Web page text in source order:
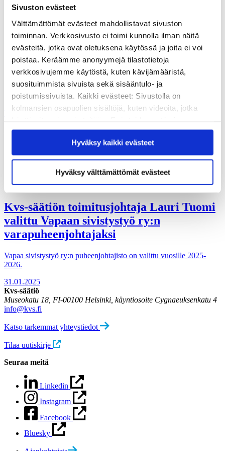
Sivuston evästeet
Välttämättömät evästeet mahdollistavat sivuston
toiminnan. Verkkosivusto ei toimi kunnolla ilman näitä
evästeitä, jotka ovat oletuksena käytössä ja joita ei voi
poistaa. Keräämme anonyymejä tilastotietoja
verkkosivujemme käytöstä, kuten kävijämääristä,
suosituimmista sivuista sekä sisääntulo- ja
poistumissivuista. Kaikki evästeet: Sivustolla on
kolmansien osapuolien sisältöjä, kuten videoita, jotka
saattaa estää näiden sisältöjen näkymisen.
Hyväksymällä kaikki evästeet varmistat, että kaikki
sisältö on käytettävissäsi.
Hyväksy kaikki evästeet
Hyväksy välttämättömät evästeet
Vuosikertomukset
Sivistyspalkinto
Töihin meille?
Turvallisemman tilan periaatteet
Yhteystiedot
Medialle
Tee lahjoitus
Kvs-säätiön verkkokauppa
Yhteystiedot
Tilaa uutiskirje
urheiluopisto
Ajankohtaista
Kvs-säätiön toimitusjohtaja Lauri Tuomi
valittu Vapaan sivistystyö ry:n
varapuheenjohtajaksi
Vapaa sivistystyö ry:n puheenjohtajisto on valittu vuosille 2025-
2026.
31.01.2025
Kvs-säätiö
Museokatu 18, FI-00100 Helsinki, käyntiosoite Cygnaeuksenkatu 4
info@kvs.fi
Katso tarkemmat yhteystiedot
Tilaa uutiskirje
Seuraa meitä
Linkedin
Instagram
Facebook
Bluesky